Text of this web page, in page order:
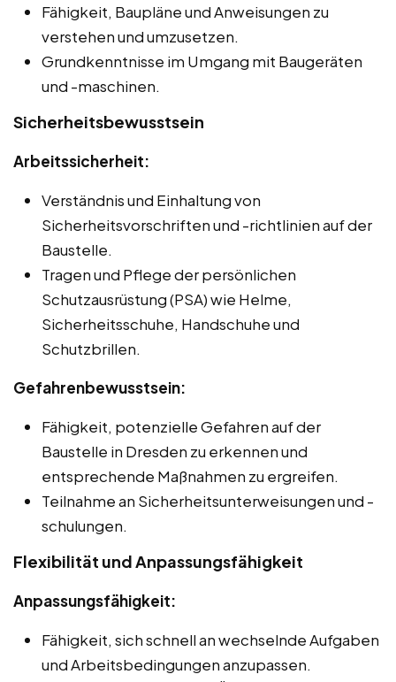
Fähigkeit, Baupläne und Anweisungen zu
verstehen und umzusetzen.
Grundkenntnisse im Umgang mit Baugeräten
und -maschinen.
Sicherheitsbewusstsein
Arbeitssicherheit:
Verständnis und Einhaltung von
Sicherheitsvorschriften und -richtlinien auf der
Baustelle.
Tragen und Pflege der persönlichen
Schutzausrüstung (PSA) wie Helme,
Sicherheitsschuhe, Handschuhe und
Schutzbrillen.
Gefahrenbewusstsein:
Fähigkeit, potenzielle Gefahren auf der
Baustelle in Dresden zu erkennen und
entsprechende Maßnahmen zu ergreifen.
Teilnahme an Sicherheitsunterweisungen und -
schulungen.
Flexibilität und Anpassungsfähigkeit
Anpassungsfähigkeit:
Fähigkeit, sich schnell an wechselnde Aufgaben
und Arbeitsbedingungen anzupassen.